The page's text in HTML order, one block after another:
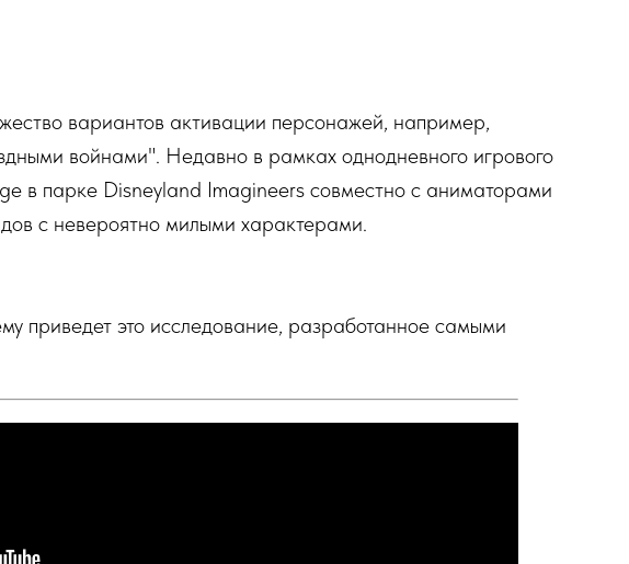
вариантов активации персонажей, например,
войнами". Недавно в рамках однодневного игрового
в парке Disneyland Imagineers совместно с аниматорами
с невероятно милыми характерами.
приведет это исследование, разработанное самыми